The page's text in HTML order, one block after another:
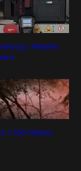
Metalne
1.500 hektara